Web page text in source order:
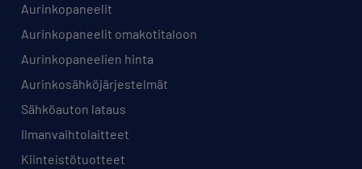
Aurinkopaneelit
Aurinkopaneelit omakotitaloon
Aurinkopaneelien hinta
Aurinkosähköjärjestelmät
Sähköauton lataus
Ilmanvaihtolaitteet
Kiinteistötuotteet